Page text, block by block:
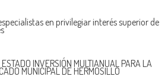
en privilegiar interés superior de
INVERSIÓN MULTIANUAL PARA LA
MUNICIPAL DE HERMOSILLO